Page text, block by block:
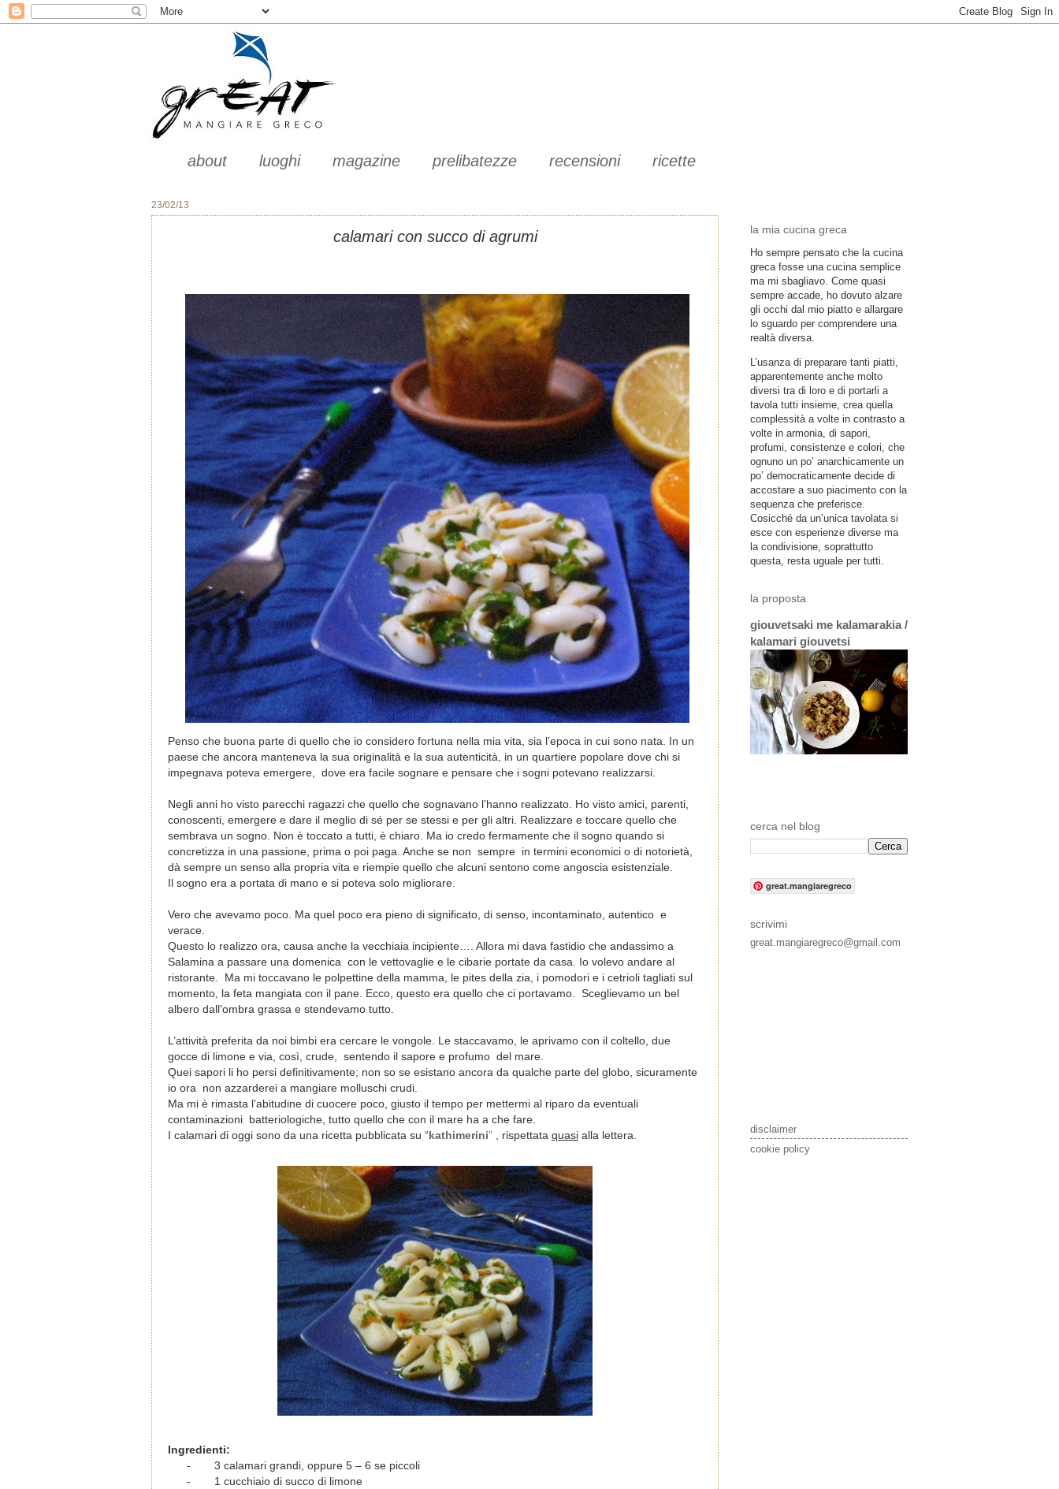
about luoghi magazine prelibatezze recensioni ricette
23/02/13
calamari con succo di agrumi
Penso che buona parte di quello che io considero fortuna nella mia vita, sia l’epoca in cui sono nata. In un
paese che ancora manteneva la sua originalità e la sua autenticità, in un quartiere popolare dove chi si
impegnava poteva emergere,
dove era facile sognare e pensare che i sogni potevano realizzarsi.
Negli anni ho visto parecchi ragazzi che quello che sognavano l’hanno realizzato. Ho visto amici, parenti,
conoscenti, emergere e dare il meglio di sé per se stessi e per gli altri. Realizzare e toccare quello che
sembrava un sogno. Non è toccato a tutti, è chiaro. Ma io credo fermamente che il sogno quando si
concretizza in una passione, prima o poi paga. Anche se non sempre in termini economici o di notorietà,
dà sempre un senso alla propria vita e riempie quello che alcuni sentono come angoscia esistenziale.
Il sogno era a portata di mano e si poteva solo migliorare.
Vero che avevamo poco. Ma quel poco era pieno di significato, di senso, incontaminato, autentico e
verace.
Questo lo realizzo ora, causa anche la vecchiaia incipiente…. Allora mi dava fastidio che andassimo a
Salamina a passare una domenica con le vettovaglie e le cibarie portate da casa. Io volevo andare al
ristorante. Ma mi toccavano le polpettine della mamma, le pites della zia, i pomodori e i cetrioli tagliati sul
momento, la feta mangiata con il pane. Ecco, questo era quello che ci portavamo. Sceglievamo un bel
albero dall'ombra grassa e stendevamo tutto.
L’attività preferita da noi bimbi era cercare le vongole. Le staccavamo, le aprivamo con il coltello, due
gocce di limone e via, così, crude, sentendo il sapore e profumo del mare.
Quei sapori li ho persi definitivamente; non so se esistano ancora da qualche parte del globo, sicuramente
io ora non azzarderei a mangiare molluschi crudi.
Ma mi è rimasta l’abitudine di cuocere poco, giusto il tempo per mettermi al riparo da eventuali
contaminazioni batteriologiche, tutto quello che con il mare ha a che fare.
I calamari di oggi sono da una ricetta pubblicata su “ kathimerini” , rispettata quasi alla lettera.
Ingredienti:
-
3 calamari grandi, oppure 5 – 6 se piccoli
-
1 cucchiaio di succo di limone
la mia cucina greca
Ho sempre pensato che la cucina
greca fosse una cucina semplice
ma mi sbagliavo. Come quasi
sempre accade, ho dovuto alzare
gli occhi dal mio piatto e allargare
lo sguardo per comprendere una
realtà diversa.
L’usanza di preparare tanti piatti,
apparentemente anche molto
diversi tra di loro e di portarli a
tavola tutti insieme, crea quella
complessità a volte in contrasto a
volte in armonia, di sapori,
profumi, consistenze e colori, che
ognuno un po’ anarchicamente un
po’ democraticamente decide di
accostare a suo piacimento con la
sequenza che preferisce.
Cosicché da un’unica tavolata si
esce con esperienze diverse ma
la condivisione, soprattutto
questa, resta uguale per tutti.
la proposta
giouvetsaki me kalamarakia /
kalamari giouvetsi
cerca nel blog
great.mangiaregreco
scrivimi
great.mangiaregreco@gmail.com
disclaimer
cookie policy